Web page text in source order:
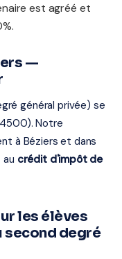
est agréé et
—
général privée) se
Notre
à Béziers et dans
crédit d'impôt de
les élèves
second degré